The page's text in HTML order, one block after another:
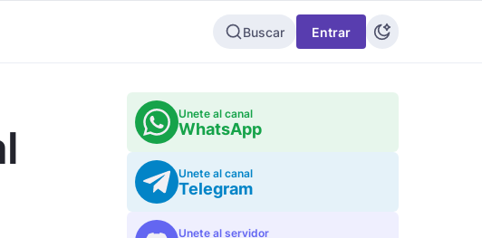
Buscar Entrar
Unete al canal
WhatsApp
Unete al canal
Telegram
Unete al servidor